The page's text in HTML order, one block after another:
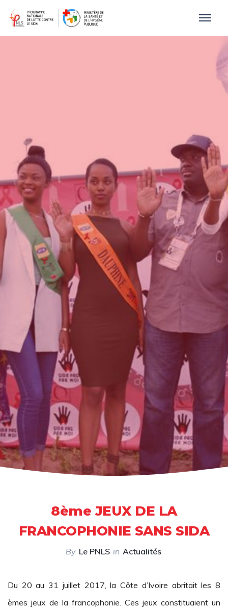
8ème JEUX DE LA
FRANCOPHONIE SANS SIDA
By Le PNLS in Actualités
Du 20 au 31 juillet 2017, la Côte d’Ivoire abritait les 8
èmes jeux de la francophonie. Ces jeux constituaient un